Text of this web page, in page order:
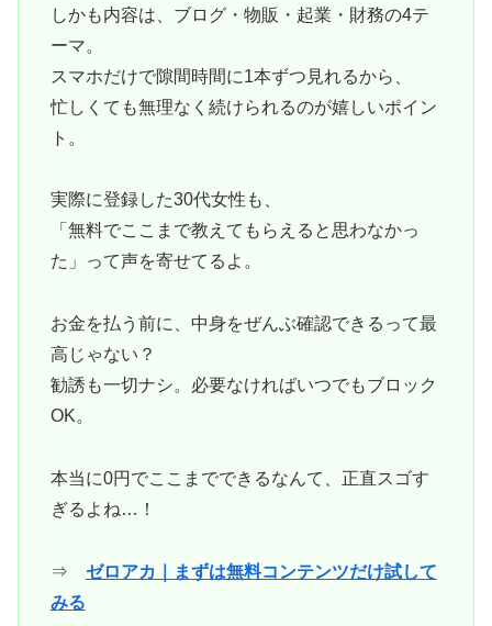
しかも内容は、ブログ・物販・起業・財務の4テ
ーマ。
スマホだけで隙間時間に1本ずつ見れるから、
忙しくても無理なく続けられるのが嬉しいポイン
ト。
実際に登録した30代女性も、
「無料でここまで教えてもらえると思わなかっ
た」って声を寄せてるよ。
お金を払う前に、中身をぜんぶ確認できるって最
高じゃない？
勧誘も一切ナシ。必要なければいつでもブロック
OK。
本当に0円でここまでできるなんて、正直スゴす
ぎるよね…！
⇒ ゼロアカ｜まずは無料コンテンツだけ試して
みる